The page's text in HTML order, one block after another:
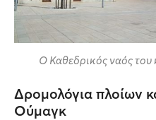
Ο Καθεδρικός ναός του
Δρομολόγια πλοίων
Ούμαγκ